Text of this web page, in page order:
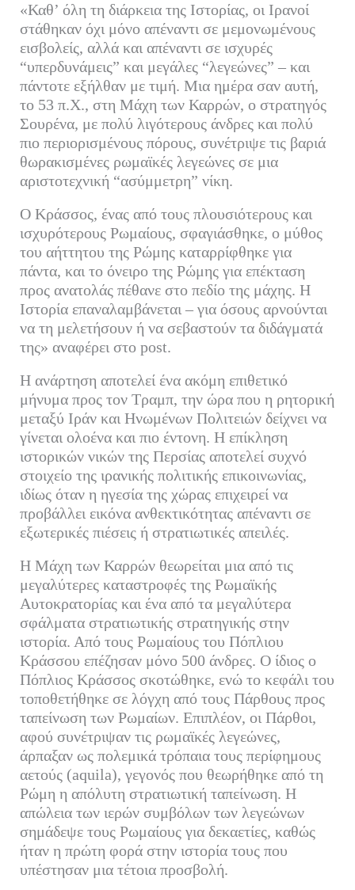
«Καθ’ όλη τη διάρκεια της Ιστορίας, οι Ιρανοί
στάθηκαν όχι μόνο απέναντι σε μεμονωμένους
εισβολείς, αλλά και απέναντι σε ισχυρές
“υπερδυνάμεις” και μεγάλες “λεγεώνες” – και
πάντοτε εξήλθαν με τιμή. Μια ημέρα σαν αυτή,
το 53 π.Χ., στη Μάχη των Καρρών, ο στρατηγός
Σουρένα, με πολύ λιγότερους άνδρες και πολύ
πιο περιορισμένους πόρους, συνέτριψε τις βαριά
θωρακισμένες ρωμαϊκές λεγεώνες σε μια
αριστοτεχνική “ασύμμετρη” νίκη.
Ο Κράσσος, ένας από τους πλουσιότερους και
ισχυρότερους Ρωμαίους, σφαγιάσθηκε, ο μύθος
του αήττητου της Ρώμης καταρρίφθηκε για
πάντα, και το όνειρο της Ρώμης για επέκταση
προς ανατολάς πέθανε στο πεδίο της μάχης. Η
Ιστορία επαναλαμβάνεται – για όσους αρνούνται
να τη μελετήσουν ή να σεβαστούν τα διδάγματά
της» αναφέρει στο post.
Η ανάρτηση αποτελεί ένα ακόμη επιθετικό
μήνυμα προς τον Τραμπ, την ώρα που η ρητορική
μεταξύ Ιράν και Ηνωμένων Πολιτειών δείχνει να
γίνεται ολοένα και πιο έντονη. Η επίκληση
ιστορικών νικών της Περσίας αποτελεί συχνό
στοιχείο της ιρανικής πολιτικής επικοινωνίας,
ιδίως όταν η ηγεσία της χώρας επιχειρεί να
προβάλλει εικόνα ανθεκτικότητας απέναντι σε
εξωτερικές πιέσεις ή στρατιωτικές απειλές.
Η Μάχη των Καρρών θεωρείται μια από τις
μεγαλύτερες καταστροφές της Ρωμαϊκής
Αυτοκρατορίας και ένα από τα μεγαλύτερα
σφάλματα στρατιωτικής στρατηγικής στην
ιστορία. Από τους Ρωμαίους του Πόπλιου
Κράσσου επέζησαν μόνο 500 άνδρες. Ο ίδιος ο
Πόπλιος Κράσσος σκοτώθηκε, ενώ το κεφάλι του
τοποθετήθηκε σε λόγχη από τους Πάρθους προς
ταπείνωση των Ρωμαίων. Επιπλέον, οι Πάρθοι,
αφού συνέτριψαν τις ρωμαϊκές λεγεώνες,
άρπαξαν ως πολεμικά τρόπαια τους περίφημους
αετούς (aquila), γεγονός που θεωρήθηκε από τη
Ρώμη η απόλυτη στρατιωτική ταπείνωση. Η
απώλεια των ιερών συμβόλων των λεγεώνων
σημάδεψε τους Ρωμαίους για δεκαετίες, καθώς
ήταν η πρώτη φορά στην ιστορία τους που
υπέστησαν μια τέτοια προσβολή.